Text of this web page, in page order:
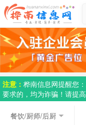
注意： 桦南信息网提醒您
要求的，均为诈骗！请提高
餐饮/厨师/后厨